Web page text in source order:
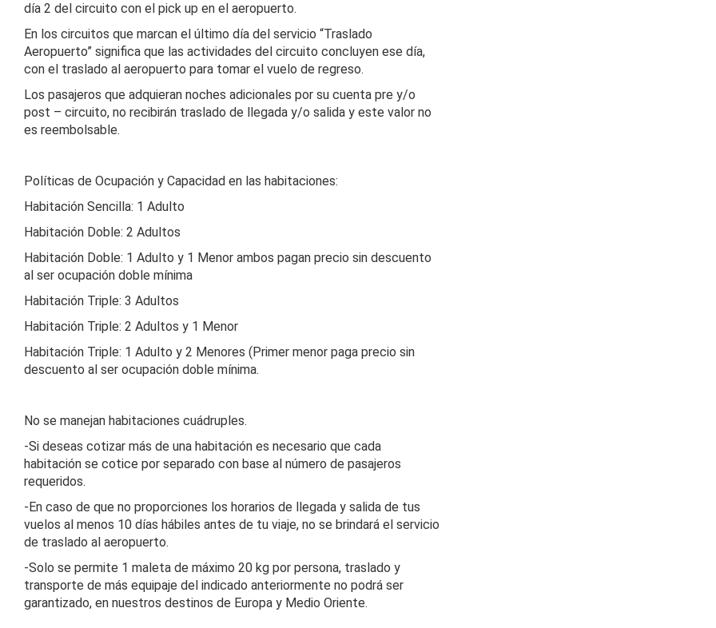
día 2 del circuito con el pick up en el aeropuerto.
En los circuitos que marcan el último día del servicio “Traslado
Aeropuerto” significa que las actividades del circuito concluyen ese día,
con el traslado al aeropuerto para tomar el vuelo de regreso.
Los pasajeros que adquieran noches adicionales por su cuenta pre y/o
post – circuito, no recibirán traslado de llegada y/o salida y este valor no
es reembolsable.
Políticas de Ocupación y Capacidad en las habitaciones:
Habitación Sencilla: 1 Adulto
Habitación Doble: 2 Adultos
Habitación Doble: 1 Adulto y 1 Menor ambos pagan precio sin descuento
al ser ocupación doble mínima
Habitación Triple: 3 Adultos
Habitación Triple: 2 Adultos y 1 Menor
Habitación Triple: 1 Adulto y 2 Menores (Primer menor paga precio sin
descuento al ser ocupación doble mínima.
No se manejan habitaciones cuádruples.
-Si deseas cotizar más de una habitación es necesario que cada
habitación se cotice por separado con base al número de pasajeros
requeridos.
-En caso de que no proporciones los horarios de llegada y salida de tus
vuelos al menos 10 días hábiles antes de tu viaje, no se brindará el servicio
de traslado al aeropuerto.
-Solo se permite 1 maleta de máximo 20 kg por persona, traslado y
transporte de más equipaje del indicado anteriormente no podrá ser
garantizado, en nuestros destinos de Europa y Medio Oriente.